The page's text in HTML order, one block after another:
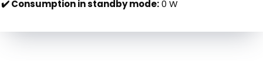
✔️ Consumption in standby mode:0 W